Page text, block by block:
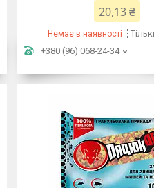
20,13 ₴
Немає в наявності
+380 (96) 068-24-34